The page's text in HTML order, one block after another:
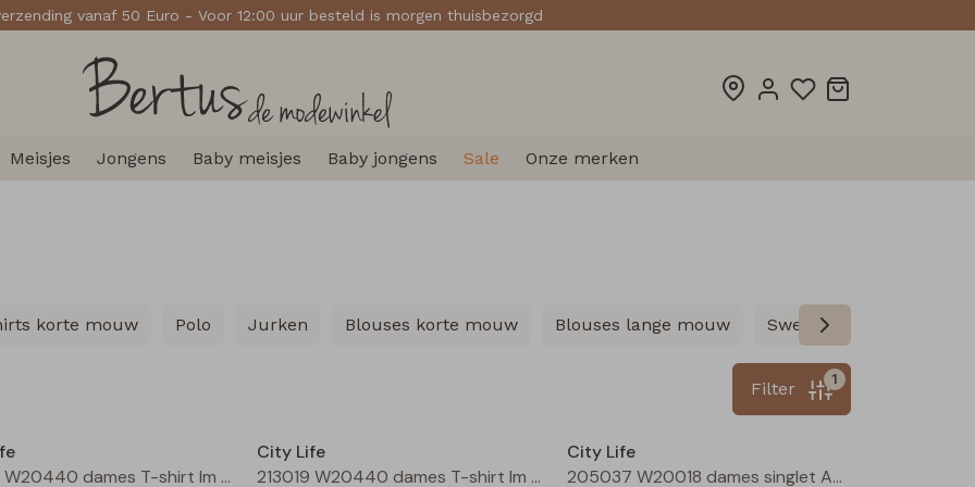
vanaf 50 Euro - Voor 12:00 uur besteld is morgen thuisbezorgd
Meisjes Jongens Baby meisjes Baby jongens Sale Onze merken
korte mouw Polo Jurken Blouses korte mouw Blouses lange mouw Sweatshirts
1
Filter
213019 W20440 dames T-shirt lm Moss
City Life
213019 W20440 dames T-shirt lm Bruin
City Life
205037 W20018 dames singlet Aubergine